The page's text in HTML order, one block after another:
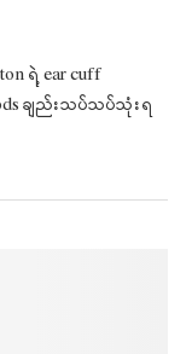
ရဲ့ ear cuff
ချည်းသပ်သပ်သုံးရ